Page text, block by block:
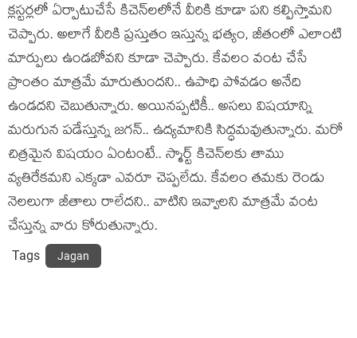
క్ల‌స్ట‌ర్ల‌లో ఏర్పాటుచేసే కిచెన్‌ల‌లోనే వీరికి కూడా ప‌ని క‌ల్పిస్తామ‌ని
చెప్పారు. అలాగే వీరికి ప్ర‌స్తుతం ఇస్తున్న భ‌త్యం, జీతంలో ఎలాంటి
మార్పులు ఉండ‌బోవ‌ని కూడా చెప్పారు. కేవ‌లం వంట చేసే
ప్రాంతం మాత్ర‌మే మారుతుంద‌ని.. ఉపాధి పోవ‌డం అనేది
ఉండ‌ద‌ని చెబుతున్నారు. అయిన‌ప్ప‌టికీ.. అస‌లు విష‌యాన్ని
మ‌రుగున ప‌డేస్తున్న జ‌గ‌న్.. ఉద్య‌మానికి సిద్ధ‌మ‌వుతున్నారు. మ‌రో
చిత్ర‌మైన విష‌యం ఏంటంటే.. స్మార్ట్ కిచెన్‌ల‌కు తాము
వ్య‌తిరేక‌మ‌ని ఎక్క‌డా ఎవ‌రూ చెప్ప‌లేదు. కేవ‌లం త‌మకు రెండు
నెల‌లుగా జీతాలు రాలేద‌ని.. వాటిని ఇవ్వాల‌ని మాత్ర‌మే వంట
చేస్తున్న వారు కోరుతున్నారు.
Tags Jagan